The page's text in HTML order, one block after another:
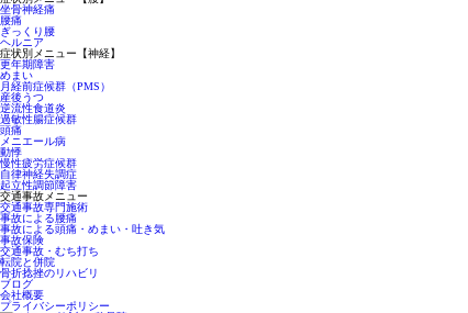
坐骨神経痛
腰痛
ぎっくり腰
ヘルニア
症状別メニュー【神経】
更年期障害
めまい
月経前症候群（PMS）
産後うつ
逆流性食道炎
過敏性腸症候群
頭痛
メニエール病
動悸
慢性疲労症候群
自律神経失調症
起立性調節障害
交通事故メニュー
交通事故専門施術
事故による腰痛
事故による頭痛・めまい・吐き気
事故保険
交通事故・むち打ち
転院と併院
骨折捻挫のリハビリ
ブログ
会社概要
プライバシーポリシー